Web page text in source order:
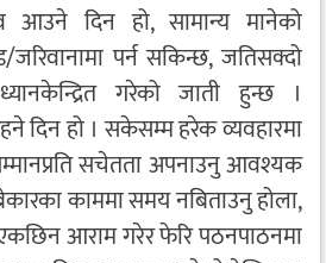
आउने दिन हो, सामान्य मानेको
पर्न सकिन्छ, जतिसक्दो
गरेको जाती हुन्छ ।
दिन हो । सकेसम्म हरेक व्यवहारमा
सचेतता अपनाउनु आवश्यक
काममा समय नबिताउनु होला,
आराम गरेर फेरि पठनपाठनमा